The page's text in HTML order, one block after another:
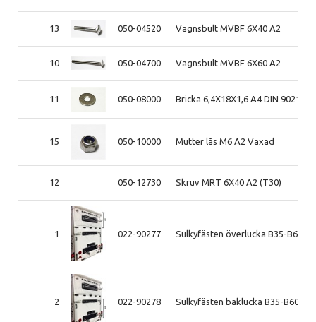
13 050-04520 Vagnsbult MVBF 6X40 A2
10 050-04700 Vagnsbult MVBF 6X60 A2
11 050-08000 Bricka 6,4X18X1,6 A4 DIN 9021
15 050-10000 Mutter lås M6 A2 Vaxad
12 050-12730 Skruv MRT 6X40 A2 (T30)
1 022-90277 Sulkyfästen överlucka B35-B60
2 022-90278 Sulkyfästen baklucka B35-B60